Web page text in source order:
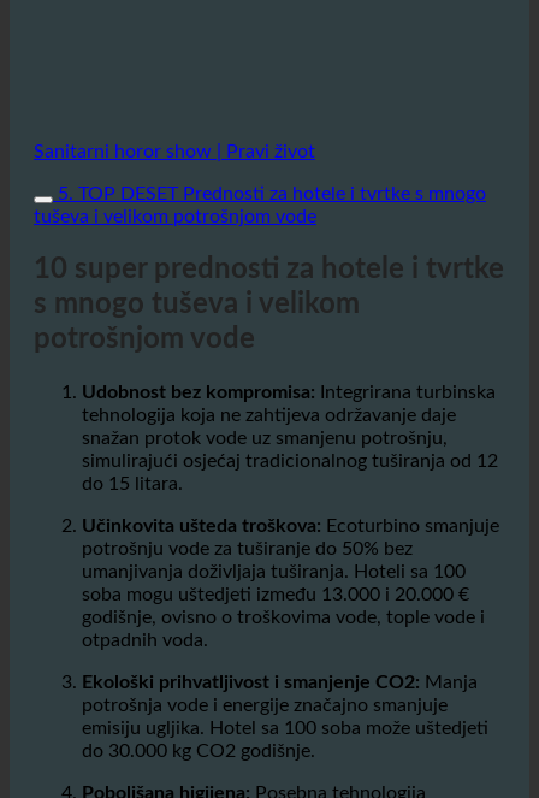
s mnogo tuševa i velikom
Udobnost bez kompromisa:Integrirana turbinska
snažan protok vode uz smanjenu potrošnju,
simulirajući osjećaj tradicionalnog tuširanja od 12
do 15 litara.
Učinkovita ušteda troškova:
potrošnju vode za tuširanje do 50% bez
umanjivanja doživljaja tuširanja. Hoteli sa 100
soba mogu uštedjeti između 13.000 i 20.000 €
godišnje, ovisno o troškovima vode, tople vode i
otpadnih voda.
Ekološki prihvatljivost i smanjenje CO2:
Manja
potrošnja vode i energije značajno smanjuje
emisiju ugljika. Hotel sa 100 soba može uštedjeti
do 30.000 kg CO2 godišnje.
Poboljšana higijena: Posebna tehnologija
odvodnje smanjuje naslage i biofilm u crijevima i
glavama tuša, smanjujući rizik od klica i legionele.
Održiva integracija:Ecoturbino se može
jednostavno ugraditi u postojeće sustave
tuširanja, obično eliminirajući potrebu za novim
tuševima, čime se smanjuje nepotrebni otpad.